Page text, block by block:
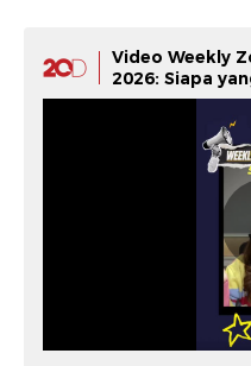
Video Weekly
2026: Siapa